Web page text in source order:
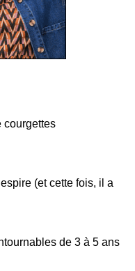
courgettes
(et cette fois, il a
de 3 à 5 ans